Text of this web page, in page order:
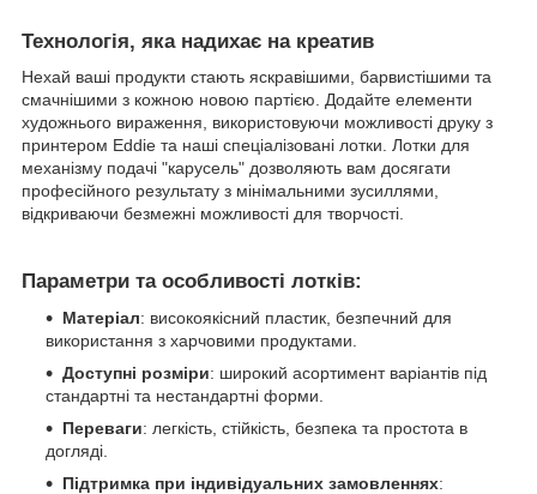
Технологія, яка надихає на креатив
Нехай ваші продукти стають яскравішими, барвистішими та
смачнішими з кожною новою партією. Додайте елементи
художнього вираження, використовуючи можливості друку з
принтером Eddie та наші спеціалізовані лотки. Лотки для
механізму подачі "карусель" дозволяють вам досягати
професійного результату з мінімальними зусиллями,
відкриваючи безмежні можливості для творчості.
Параметри та особливості лотків:
Матеріал: високоякісний пластик, безпечний для
використання з харчовими продуктами.
Доступні розміри: широкий асортимент варіантів під
стандартні та нестандартні форми.
Переваги: легкість, стійкість, безпека та простота в
догляді.
Підтримка при індивідуальних замовленнях: